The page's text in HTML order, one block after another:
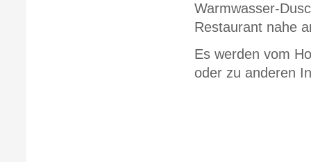
Warmwasser-
Restaurant nahe
Es werden vom
oder zu anderen